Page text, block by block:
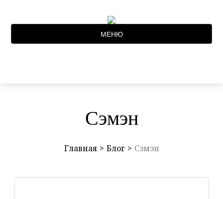
МЕНЮ
Сэмэн
Главная Блог Сэмэн